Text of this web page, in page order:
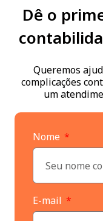
Dê o
Queremos
complicações
um
Nome
E-mail